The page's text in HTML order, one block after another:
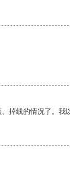
掉线的情况了。